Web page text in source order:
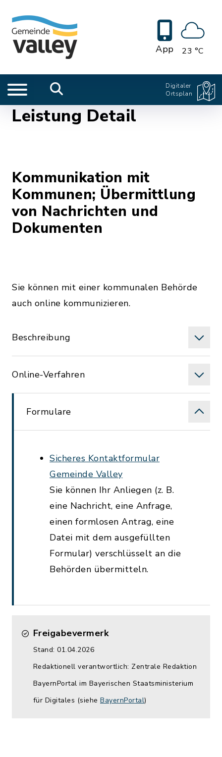
App 23 °C
Digitaler
Ortsplan
Leistung Detail
Kommunikation mit
Kommunen; Übermittlung
von Nachrichten und
Dokumenten
Sie können mit einer kommunalen Behörde
auch online kommunizieren.
Beschreibung
Online-Verfahren
Formulare
Sicheres Kontaktformular
Gemeinde Valley
Sie können Ihr Anliegen (z. B.
eine Nachricht, eine Anfrage,
einen formlosen Antrag, eine
Datei mit dem ausgefüllten
Formular) verschlüsselt an die
Behörden übermitteln.
Freigabevermerk
Stand: 01.04.2026
Redaktionell verantwortlich: Zentrale Redaktion
BayernPortal im Bayerischen Staatsministerium
für Digitales (siehe BayernPortal)